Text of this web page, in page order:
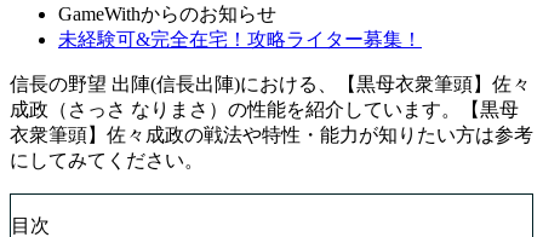
GameWithからのお知らせ
未経験可&完全在宅！攻略ライター募集！
信長の野望 出陣(信長出陣)における、【黒母衣衆筆頭】佐々
成政（さっさ なりまさ）の性能を紹介しています。【黒母
衣衆筆頭】佐々成政の戦法や特性・能力が知りたい方は参考
にしてみてください。
目次